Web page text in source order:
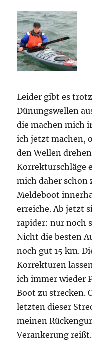
Leider gibt es
Dünungswellen
die machen mich
ich jetzt machen,
den Wellen
Korrekturschläge
mich daher schon
Meldeboot
erreiche. Ab jetzt
rapider: nur noch
Nicht die besten
noch gut 15 km.
Korrekturen
ich immer wieder
Boot zu strecken.
letzten dieser
meinen
Verankerung